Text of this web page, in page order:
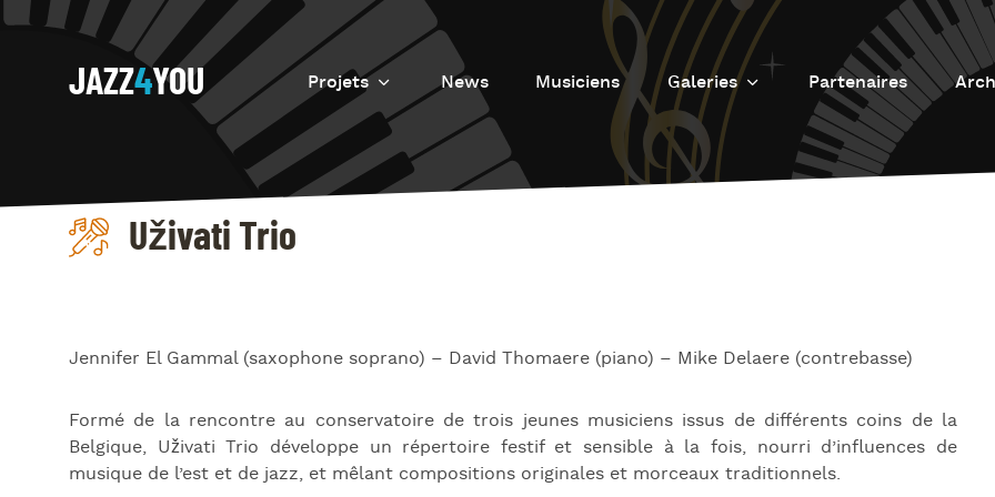
JAZZ4YOU Projets
Introduction
Resurrection
News Musiciens Galeries
Galerie photos
Galerie Vidéos
Partenaires
Uživati Trio
Jennifer El Gammal (saxophone soprano) – David Thomaere (piano) – Mike Delaere (contrebasse)
Formé de la rencontre au conservatoire de trois jeunes musiciens issus de différents coins de la
Belgique, Uživati Trio développe un répertoire festif et sensible à la fois, nourri d’influences de
musique de l’est et de jazz, et mêlant compositions originales et morceaux traditionnels.